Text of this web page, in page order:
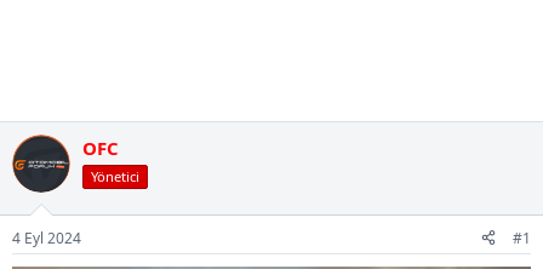
OFC
Yönetici
4 Eyl 2024 #1